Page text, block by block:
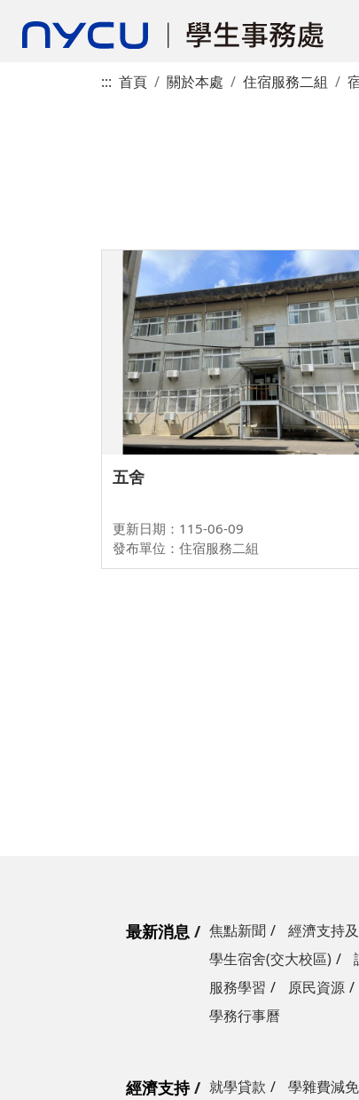
::: 首頁 關於本處 住宿服務二組
五舍
更新日期：115-06-09
發布單位：住宿服務二組
最新消息 焦點新聞 經濟支持
學生宿舍(交大校區)
服務學習
原民資源
學務行事曆
經濟支持 就學貸款 學雜費減免